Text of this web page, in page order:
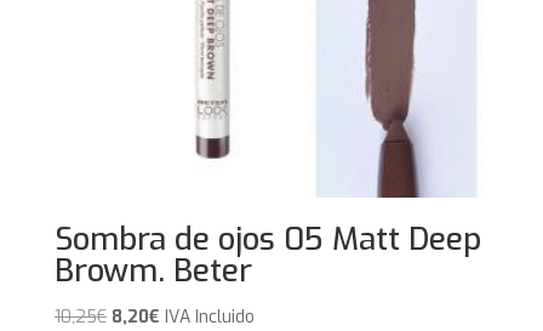
Sombra de ojos 05 Matt Deep
Browm. Beter
10,25€ El
8,20€ElIVA Incluido